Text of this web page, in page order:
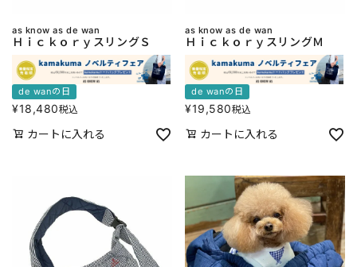
as know as de wan
ＨｉｃｋｏｒｙスリングＳ
de wanの日
¥18,480税込
カートに入れる
as know as de wan
ＨｉｃｋｏｒｙスリングＭ
de wanの日
¥19,580税込
カートに入れる